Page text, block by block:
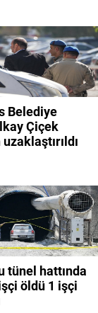
Belediye
Çiçek
tünel hattında
öldü 1 işçi